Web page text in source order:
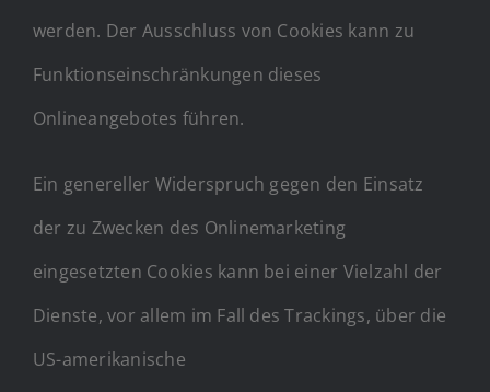
werden. Der Ausschluss von Cookies kann zu
Funktionseinschränkungen dieses
Onlineangebotes führen.
Ein genereller Widerspruch gegen den Einsatz
der zu Zwecken des Onlinemarketing
eingesetzten Cookies kann bei einer Vielzahl der
Dienste, vor allem im Fall des Trackings, über die
US-amerikanische